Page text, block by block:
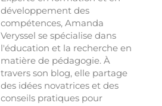
développement des
compétences, Amanda
Veryssel se spécialise dans
l'éducation et la recherche en
matière de pédagogie. À
travers son blog, elle partage
des idées novatrices et des
conseils pratiques pour